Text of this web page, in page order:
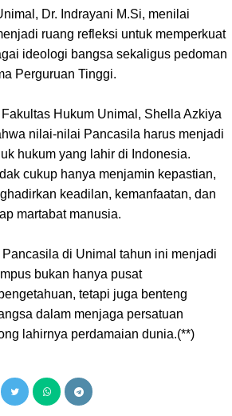
Dr. Indrayani M.Si, menilai
ruang refleksi untuk memperkuat
ideologi bangsa sekaligus pedoman
Perguruan Tinggi.
Hukum Unimal, Shella Azkiya
nilai-nilai Pancasila harus menjadi
hukum yang lahir di Indonesia.
cukup hanya menjamin kepastian,
keadilan, kemanfaatan, dan
martabat manusia.
di Unimal tahun ini menjadi
bukan hanya pusat
tetapi juga benteng
dalam menjaga persatuan
lahirnya perdamaian dunia.(**)